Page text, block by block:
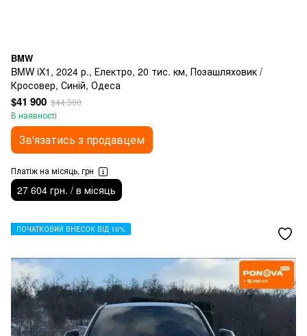
BMW
BMW iX1, 2024 р., Електро, 20 тис. км, Позашляховик /
Кросовер, Синій, Одеса
$41 900 $44 300
В наявності
Зв'язатись з продавцем
Платіж на місяць, грн
27 604 грн. / в місяць
ПОЧАТКОВИЙ ВНЕСОК ВІД 10%